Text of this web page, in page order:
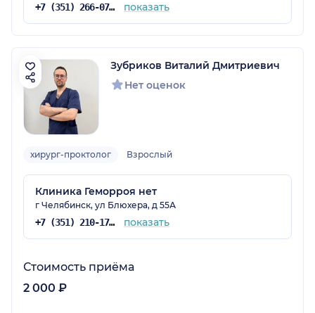
+7 (351) 266-07-45 показать
Зубриков Виталий Дмитриевич
Нет оценок
хирург-проктолог Взрослый
Клиника Геморроя нет
г Челябинск, ул Блюхера, д 55А
+7 (351) 210-17-98 показать
Стоимость приёма
2 000 ₽